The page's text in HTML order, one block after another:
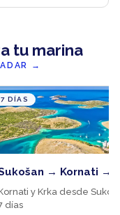
tu marina
→
7 DÍAS
→ Kornati →
y Krka desde
días